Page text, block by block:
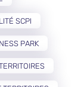
SCPI
PARK